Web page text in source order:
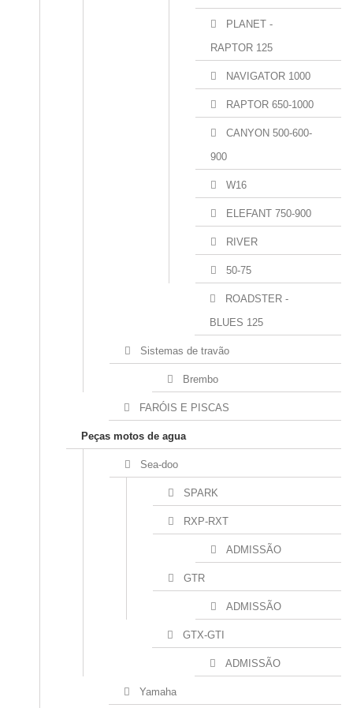
PLANET -
RAPTOR 125
NAVIGATOR 1000
RAPTOR 650-1000
CANYON 500-600-
900
W16
ELEFANT 750-900
RIVER
50-75
ROADSTER -
BLUES 125
Sistemas de travão
Brembo
FARÓIS E PISCAS
Peças motos de agua
Sea-doo
SPARK
RXP-RXT
ADMISSÃO
GTR
ADMISSÃO
GTX-GTI
ADMISSÃO
Yamaha